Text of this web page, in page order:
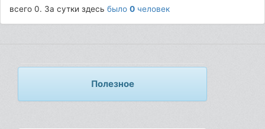
всего 0. За сутки здесьбыло0 человек
Полезное